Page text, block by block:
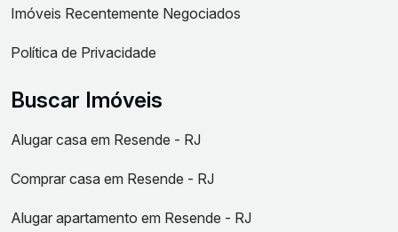
Imóveis Recentemente Negociados
Política de Privacidade
Buscar Imóveis
Alugar casa em Resende - RJ
Comprar casa em Resende - RJ
Alugar apartamento em Resende - RJ